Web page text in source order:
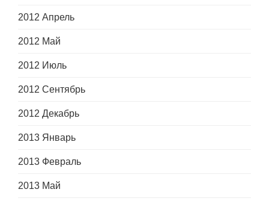
2012 Апрель
2012 Май
2012 Июль
2012 Сентябрь
2012 Декабрь
2013 Январь
2013 Февраль
2013 Май